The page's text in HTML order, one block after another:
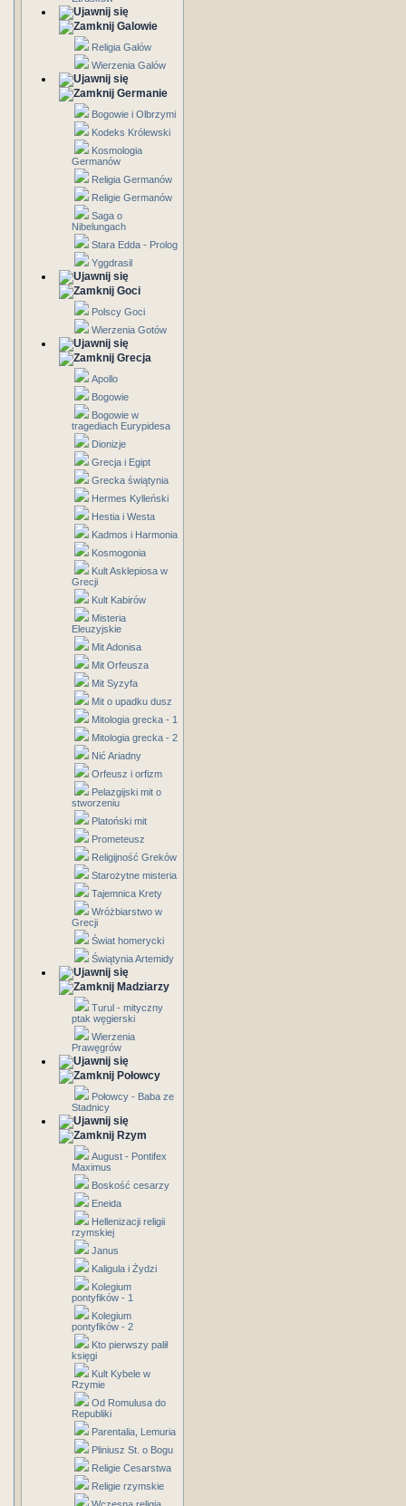
Galowie
Religia Galów
Wierzenia Galów
Germanie
Bogowie i Olbrzymi
Kodeks Królewski
Kosmologia
Germanów
Religia Germanów
Religie Germanów
Saga o
Nibelungach
Stara Edda - Prolog
Yggdrasil
Goci
Polscy Goci
Wierzenia Gotów
Grecja
Apollo
Bogowie
Bogowie w
tragediach Eurypidesa
Dionizje
Grecja i Egipt
Grecka świątynia
Hermes Kylleński
Hestia i Westa
Kadmos i Harmonia
Kosmogonia
Kult Asklepiosa w
Grecji
Kult Kabirów
Misteria
Eleuzyjskie
Mit Adonisa
Mit Orfeusza
Mit Syzyfa
Mit o upadku dusz
Mitologia grecka - 1
Mitologia grecka - 2
Nić Ariadny
Orfeusz i orfizm
Pelazgijski mit o
stworzeniu
Platoński mit
Prometeusz
Religijność Greków
Starożytne misteria
Tajemnica Krety
Wróżbiarstwo w
Grecji
Świat homerycki
Świątynia Artemidy
Madziarzy
Turul - mityczny
ptak węgierski
Wierzenia
Prawęgrów
Połowcy
Połowcy - Baba ze
Stadnicy
Rzym
August - Pontifex
Maximus
Boskość cesarzy
Eneida
Hellenizacji religii
rzymskiej
Janus
Kaligula i Żydzi
Kolegium
pontyfików - 1
Kolegium
pontyfików - 2
Kto pierwszy palił
księgi
Kult Kybele w
Rzymie
Od Romulusa do
Republiki
Parentalia, Lemuria
Pliniusz St. o Bogu
Religie Cesarstwa
Religie rzymskie